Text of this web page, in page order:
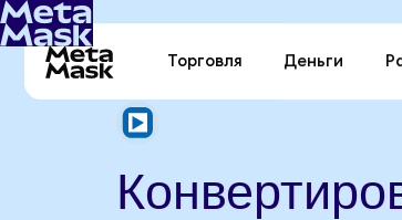
Торговля Деньги